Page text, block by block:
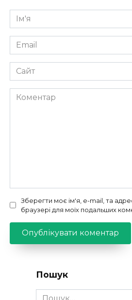
Ім'я
*
Email
*
Сайт
Коментар
Зберегти моє ім'я, e-mail, та
браузері для моїх подальших
Пошук
Search